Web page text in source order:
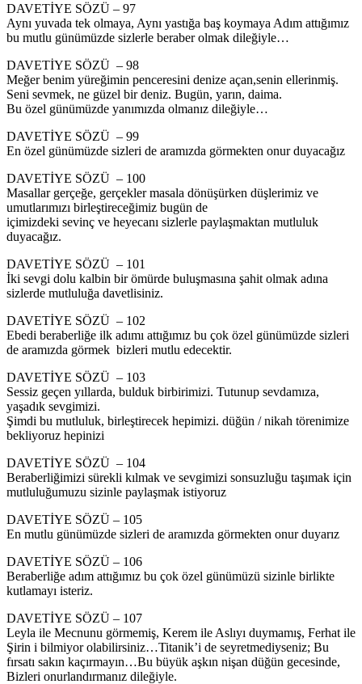
DAVETİYE SÖZÜ – 97
Aynı yuvada tek olmaya, Aynı yastığa baş koymaya Adım attığımız
bu mutlu günümüzde sizlerle beraber olmak dileğiyle…
DAVETİYE SÖZÜ – 98
Meğer benim yüreğimin penceresini denize açan,senin ellerinmiş.
Seni sevmek, ne güzel bir deniz. Bugün, yarın, daima.
Bu özel günümüzde yanımızda olmanız dileğiyle…
DAVETİYE SÖZÜ – 99
En özel günümüzde sizleri de aramızda görmekten onur duyacağız
DAVETİYE SÖZÜ – 100
Masallar gerçeğe, gerçekler masala dönüşürken düşlerimiz ve
umutlarımızı birleştireceğimiz bugün de
içimizdeki sevinç ve heyecanı sizlerle paylaşmaktan mutluluk
duyacağız.
DAVETİYE SÖZÜ – 101
İki sevgi dolu kalbin bir ömürde buluşmasına şahit olmak adına
sizlerde mutluluğa davetlisiniz.
DAVETİYE SÖZÜ – 102
Ebedi beraberliğe ilk adımı attığımız bu çok özel günümüzde sizleri
de aramızda görmek bizleri mutlu edecektir.
DAVETİYE SÖZÜ – 103
Sessiz geçen yıllarda, bulduk birbirimizi. Tutunup sevdamıza,
yaşadık sevgimizi.
Şimdi bu mutluluk, birleştirecek hepimizi. düğün / nikah törenimize
bekliyoruz hepinizi
DAVETİYE SÖZÜ – 104
Beraberliğimizi sürekli kılmak ve sevgimizi sonsuzluğu taşımak için
mutluluğumuzu sizinle paylaşmak istiyoruz
DAVETİYE SÖZÜ – 105
En mutlu günümüzde sizleri de aramızda görmekten onur duyarız
DAVETİYE SÖZÜ – 106
Beraberliğe adım attığımız bu çok özel günümüzü sizinle birlikte
kutlamayı isteriz.
DAVETİYE SÖZÜ – 107
Leyla ile Mecnunu görmemiş, Kerem ile Aslıyı duymamış, Ferhat ile
Şirin i bilmiyor olabilirsiniz…Titanik’i de seyretmediyseniz; Bu
fırsatı sakın kaçırmayın…Bu büyük aşkın nişan düğün gecesinde,
Bizleri onurlandırmanız dileğiyle.